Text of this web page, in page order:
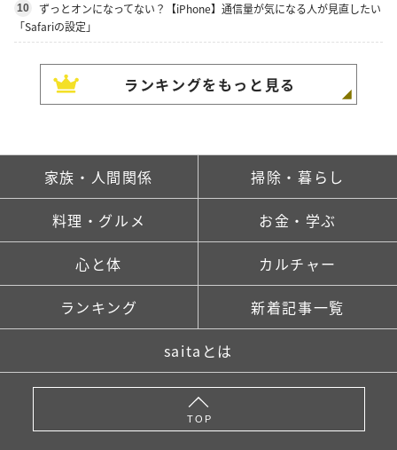
10
ずっとオンになってない？【iPhone】通信量が気になる人が見直したい
「Safariの設定」
ランキングをもっと見る
家族・人間関係 掃除・暮らし
料理・グルメ お金・学ぶ
心と体 カルチャー
ランキング 新着記事一覧
saitaとは
TOP